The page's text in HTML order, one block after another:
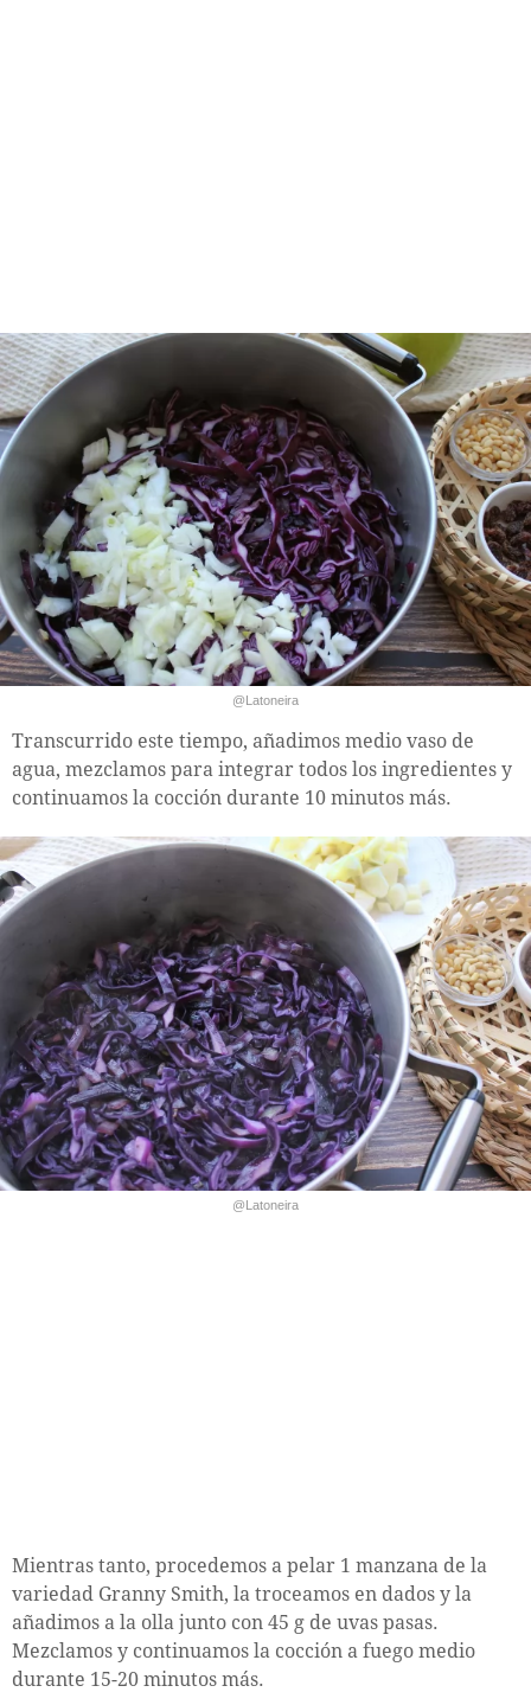
@Latoneira
Transcurrido este tiempo, añadimos medio vaso de
agua, mezclamos para integrar todos los ingredientes y
continuamos la cocción durante 10 minutos más.
@Latoneira
Mientras tanto, procedemos a pelar 1 manzana de la
variedad Granny Smith, la troceamos en dados y la
añadimos a la olla junto con 45 g de uvas pasas.
Mezclamos y continuamos la cocción a fuego medio
durante 15-20 minutos más.